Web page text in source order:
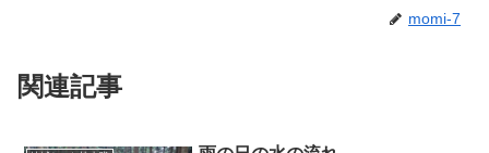
momi-7
関連記事